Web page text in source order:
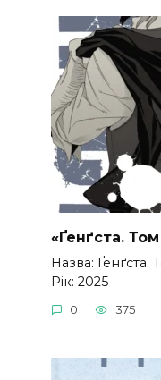
«Ґенґста.
Назва:
Рік: 2025
0 375